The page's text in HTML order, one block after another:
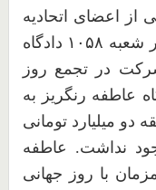
از اعضای اتحادیه
شعبه ۱۰۵۸ دادگاه
در تجمع روز
عاطفه رنگریز به
میلیارد ‏تومانی
نداشت. عاطفه
با روز جهانی